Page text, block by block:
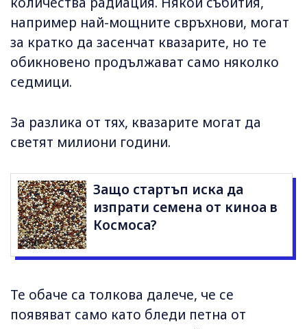
например най-мощните свръхнови, могат
за кратко да засенчат квазарите, но те
обикновено продължават само няколко
седмици.
За разлика от тях, квазарите могат да
светят милиони години.
Защо стартъп иска да
изпрати семена от киноа в
Космоса?
Те обаче са толкова далече, че се
появяват само като бледи петна от